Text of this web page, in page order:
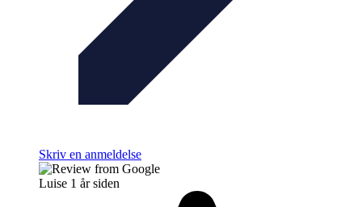
Skriv en anmeldelse
Luise 1 år siden